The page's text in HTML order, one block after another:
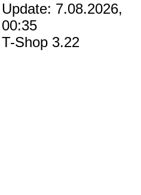
Update: 7.08.2026,
00:35
T-Shop 3.22